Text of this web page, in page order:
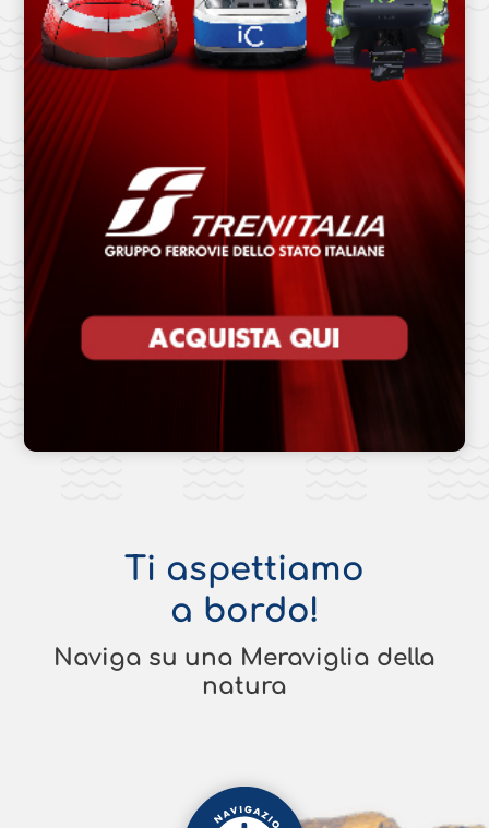
Ti aspettiamo
a bordo!
Naviga su una Meraviglia della
natura